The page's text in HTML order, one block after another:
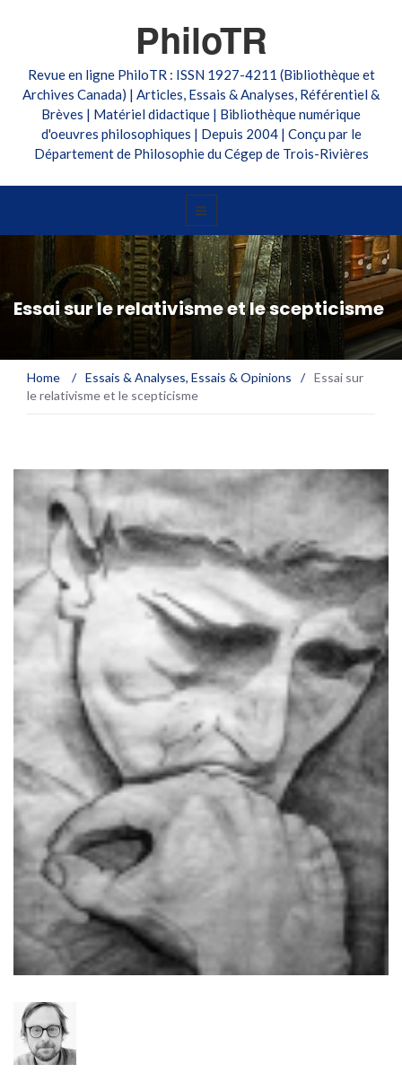
PhiloTR
Revue en ligne PhiloTR : ISSN 1927-4211 (Bibliothèque et
Archives Canada) | Articles, Essais & Analyses, Référentiel &
Brèves | Matériel didactique | Bibliothèque numérique
d'oeuvres philosophiques | Depuis 2004 | Conçu par le
Département de Philosophie du Cégep de Trois-Rivières
Essai sur le relativisme et le scepticisme
Home / Essais & Analyses, Essais & Opinions / Essai sur
le relativisme et le scepticisme